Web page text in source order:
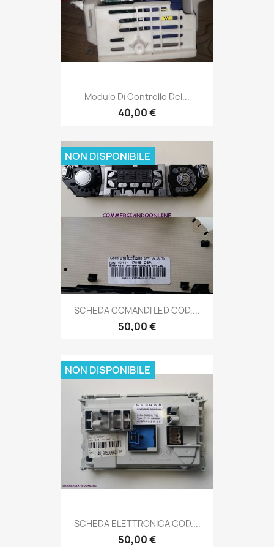
Modulo Di Controllo Del...
40,00 €
SCHEDA COMANDI LED COD....
50,00 €
NON DISPONIBILE
SCHEDA ELETTRONICA COD....
50,00 €
NON DISPONIBILE